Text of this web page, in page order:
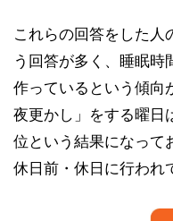
これらの回答をした
う回答が多く、睡眠時
作っているという傾向
夜更かし」をする曜日
位という結果になって
休日前・休日に行われ